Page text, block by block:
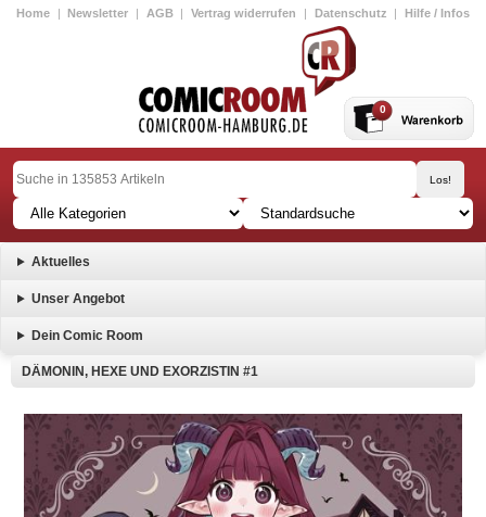
Home | Newsletter | AGB | Vertrag widerrufen | Datenschutz | Hilfe / Infos
0
Aktuelles
Unser Angebot
Dein Comic Room
DÄMONIN, HEXE UND EXORZISTIN #1